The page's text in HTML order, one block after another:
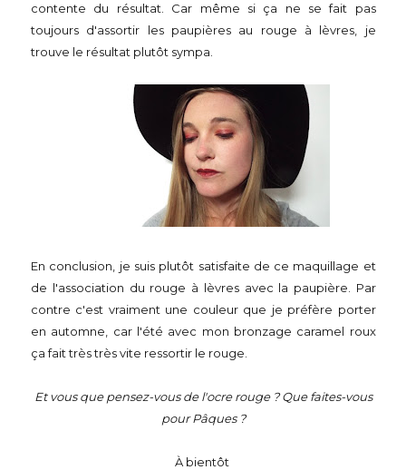
contente du résultat. Car même si ça ne se fait pas
toujours d'assortir les paupières au rouge à lèvres, je
trouve le résultat plutôt sympa.
En conclusion, je suis plutôt satisfaite de ce maquillage et
de l'association du rouge à lèvres avec la paupière. Par
contre c'est vraiment une couleur que je préfère porter
en automne, car l'été avec mon bronzage caramel roux
ça fait très très vite ressortir le rouge.
Et vous que pensez-vous de l'ocre rouge ? Que faites-vous
pour Pâques ?
À bientôt